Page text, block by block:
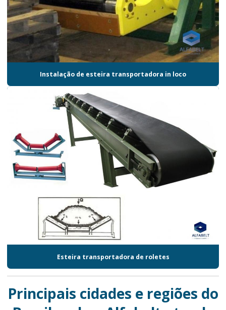
Instalação de esteira transportadora in loco
Esteira transportadora de roletes
Principais cidades e regiões do